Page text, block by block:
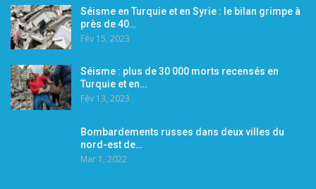
Séisme en Turquie et en Syrie : le bilan grimpe à
près de 40…
Fév 15, 2023
Séisme : plus de 30 000 morts recensés en
Turquie et en…
Fév 13, 2023
Bombardements russes dans deux villes du
nord-est de…
Mar 1, 2022